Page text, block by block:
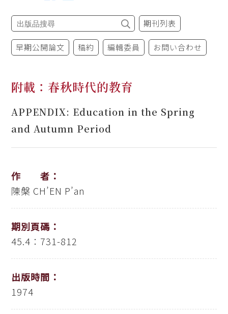
期刊列表
早期公開論文 稿約 編輯委員 お問い合わせ
附載：春秋時代的教育
APPENDIX: Education in the Spring
and Autumn Period
作 者：
陳槃 CH’EN P’an
期別頁碼：
45.4：731-812
出版時間：
1974